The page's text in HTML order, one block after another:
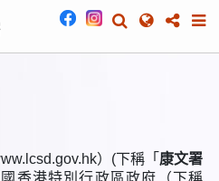
）(下稱「 康文署
香港特別行政區政府（下稱